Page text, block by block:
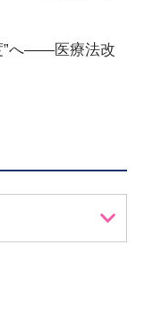
”へ――医療法改